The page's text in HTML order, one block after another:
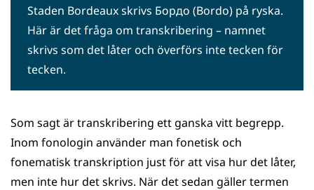
Staden Bordeaux skrivs Бордо (Bordo) på ryska.
Här är det fråga om transkribering – namnet
skrivs som det låter och överförs inte tecken för
tecken.
Som sagt är transkribering ett ganska vitt begrepp.
Inom fonologin använder man fonetisk och
fonematisk transkription just för att visa hur det låter,
men inte hur det skrivs. När det sedan gäller termen